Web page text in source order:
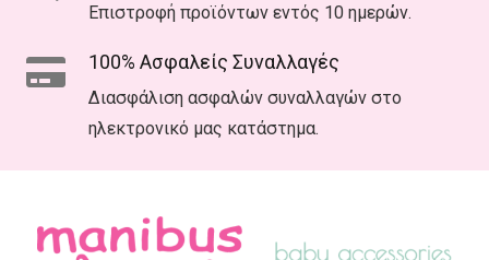
Επιστροφή προϊόντων εντός 10 ημερών.
100% Ασφαλείς Συναλλαγές
Διασφάλιση ασφαλών συναλλαγών στο
ηλεκτρονικό μας κατάστημα.